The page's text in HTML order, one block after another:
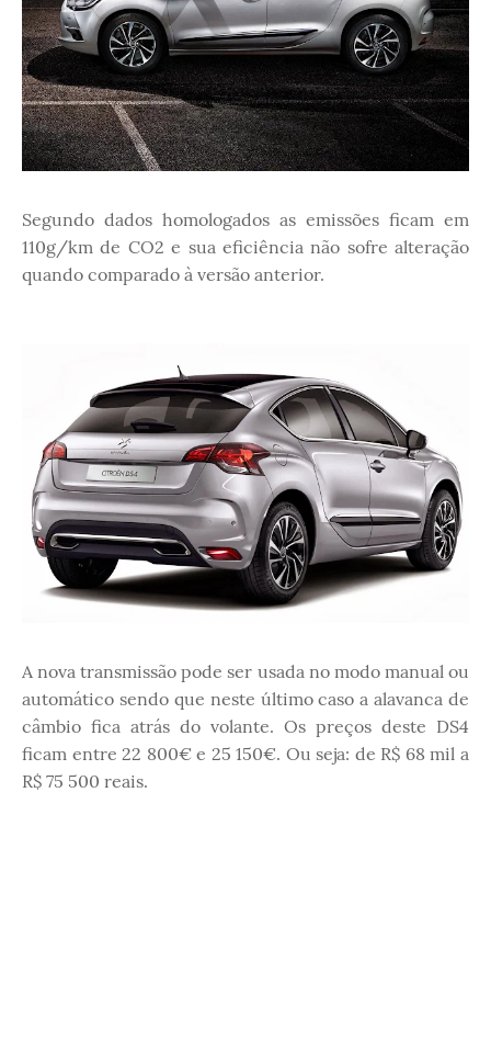
Segundo dados homologados as emissões ficam em
110g/km de CO2 e sua eficiência não sofre alteração
quando comparado à versão anterior.
A nova transmissão pode ser usada no modo manual ou
automático sendo que neste último caso a alavanca de
câmbio fica atrás do volante. Os preços deste DS4
ficam entre 22 800€ e 25 150€. Ou seja: de R$ 68 mil a
R$ 75 500 reais.